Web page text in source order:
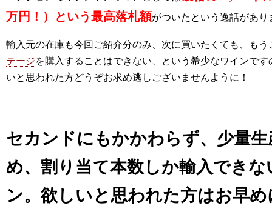
万円！）という最高落札額がついたという逸話があり
輸入元の在庫も今回ご紹介分のみ、次に買いたくても、もう
テージを購入することはできない、という希少なワインです
いと思われた方どうぞお求め逃しございませんように！
セカンドにもかかわらず、少量
め、割り当て本数しか輸入できな
ン。欲しいと思われた方はお早め